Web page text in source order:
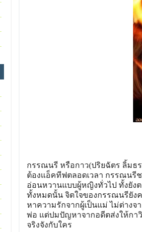
กรรณนรี หรือกาว(ปริยฉัตร ลิ้มธ
ต้องแอ็คทีฟตลอดเวลา กรรณนรี
อ่อนหวานแบบผู้หญิงทั่วไป ทั้งยัง
ทั้งหมดนั้น จิตใจของกรรณนรียัง
หาความรักจากผู้เป็นแม่ ไม่ต่าง
พ่อ แต่ปมปัญหาจากอดีตส่งให้กา
จริงจังกับใคร